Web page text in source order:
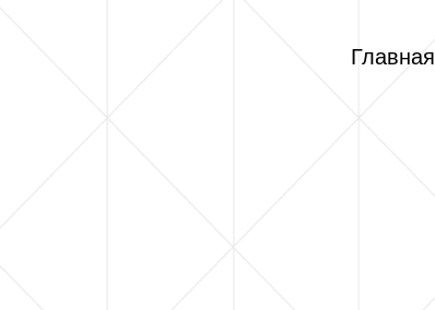
Главная